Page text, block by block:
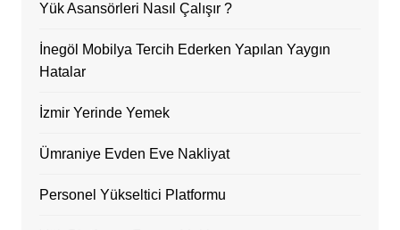
Yük Asansörleri Nasıl Çalışır ?
İnegöl Mobilya Tercih Ederken Yapılan Yaygın
Hatalar
İzmir Yerinde Yemek
Ümraniye Evden Eve Nakliyat
Personel Yükseltici Platformu